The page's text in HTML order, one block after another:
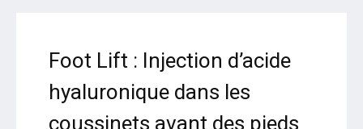
Foot Lift : Injection d’acide
hyaluronique dans les
coussinets avant des pieds